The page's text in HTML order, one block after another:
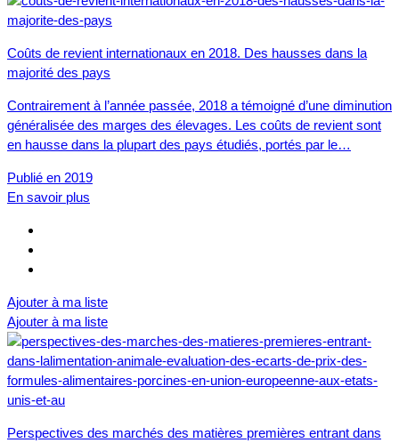
Coûts de revient internationaux en 2018. Des hausses dans la
majorité des pays
Contrairement à l’année passée, 2018 a témoigné d’une diminution
généralisée des marges des élevages. Les coûts de revient sont
en hausse dans la plupart des pays étudiés, portés par le…
Publié en 2019
En savoir plus
Ajouter à ma liste
Ajouter à ma liste
Perspectives des marchés des matières premières entrant dans